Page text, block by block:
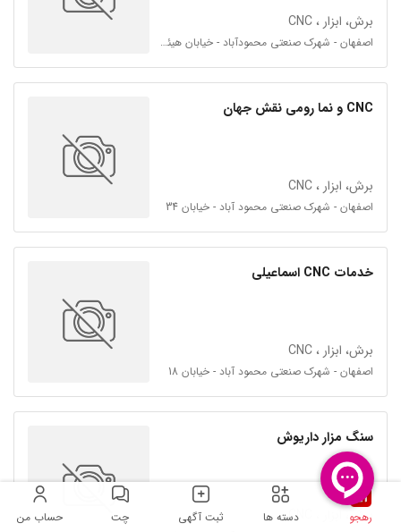
برش، ابزار ، CNC
اصفهان - شهرک صنعتی محمودآباد - خیابان هیئت امناء چهارراه 26
CNC و نما رومی نقش جهان
برش، ابزار ، CNC
اصفهان - شهرک صنعتی محمود آباد - خیابان 34
خدمات CNC اسماعیلی
برش، ابزار ، CNC
اصفهان - شهرک صنعتی محمود آباد - خیابان 18
سنگ مزار داریوش
برش، ابزار ، CNC
رهجو دسته ها ثبت آگهی چت حساب من